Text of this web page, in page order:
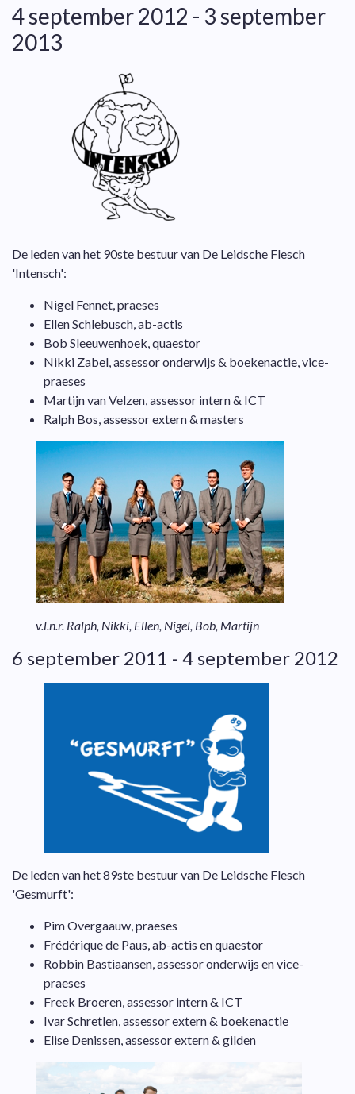
4 september 2012 - 3 september
2013
De leden van het 90ste bestuur van De Leidsche Flesch
'Intensch':
Nigel Fennet, praeses
Ellen Schlebusch, ab-actis
Bob Sleeuwenhoek, quaestor
Nikki Zabel, assessor onderwijs & boekenactie, vice-
praeses
Martijn van Velzen, assessor intern & ICT
Ralph Bos, assessor extern & masters
v.l.n.r. Ralph, Nikki, Ellen, Nigel, Bob, Martijn
6 september 2011 - 4 september 2012
De leden van het 89ste bestuur van De Leidsche Flesch
'Gesmurft':
Pim Overgaauw, praeses
Frédérique de Paus, ab-actis en quaestor
Robbin Bastiaansen, assessor onderwijs en vice-
praeses
Freek Broeren, assessor intern & ICT
Ivar Schretlen, assessor extern & boekenactie
Elise Denissen, assessor extern & gilden